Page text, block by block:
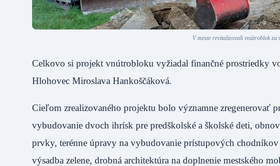
V meste revitalizovali vnútroblok za
Celkovo si projekt vnútrobloku vyžiadal finančné prostriedky
Hlohovec Miroslava Hankoščáková.
Cieľom zrealizovaného projektu bolo významne zregenerovať
vybudovanie dvoch ihrísk pre predškolské a školské deti,
prvky, terénne úpravy na vybudovanie prístupových
výsadba zelene, drobná architektúra na doplnenie mestského